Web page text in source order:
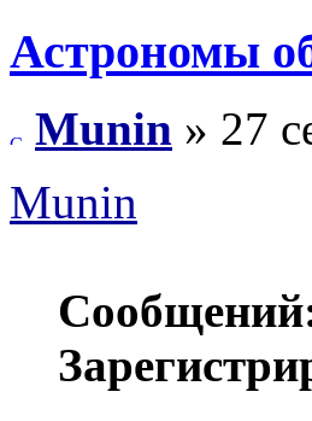
Астрономы
Munin » 27
Munin